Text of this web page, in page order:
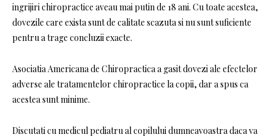
ingrijiri chiropractice aveau mai putin de 18 ani. Cu toate acestea,
dovezile care exista sunt de calitate scazuta si nu sunt suficiente
pentru a trage concluzii exacte.
Asociatia Americana de Chiropractica a gasit dovezi ale efectelor
adverse ale tratamentelor chiropractice la copii, dar a spus ca
acestea sunt minime.
Discutati cu medicul pediatru al copilului dumneavoastra daca va